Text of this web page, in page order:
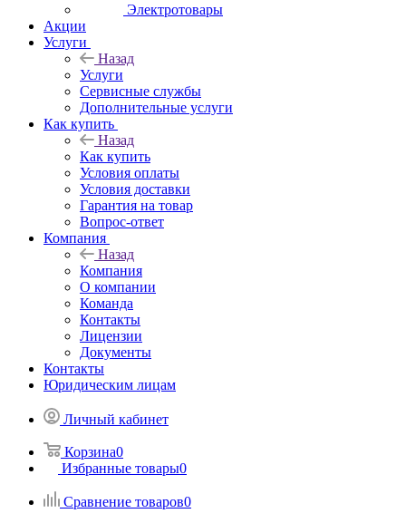
Электротовары
Акции
Услуги
Назад
Услуги
Сервисные службы
Дополнительные услуги
Как купить
Назад
Как купить
Условия оплаты
Условия доставки
Гарантия на товар
Вопрос-ответ
Компания
Назад
Компания
О компании
Команда
Контакты
Лицензии
Документы
Контакты
Юридическим лицам
Личный кабинет
Корзина0
Избранные товары0
Сравнение товаров0